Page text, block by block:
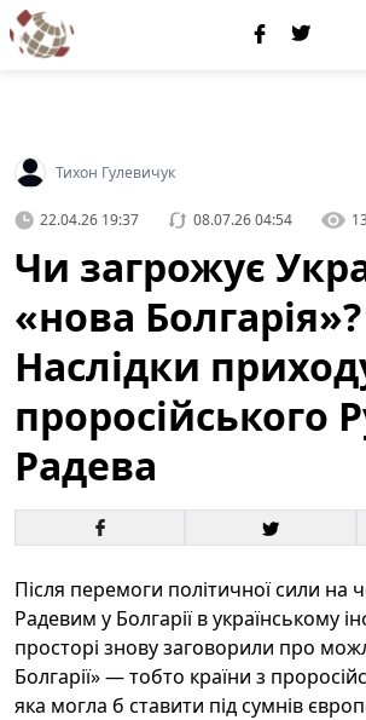
Тихон Гулевичук
22.04.26 19:37 08.07.26 04:54
Чи загрожує
«нова Болгарія»?
Наслідки
проросійського
Радева
Після перемоги політичної сили на
Радевим у Болгарії в українському
просторі знову заговорили про
Болгарії» — тобто країни з
яка могла б ставити під сумнів